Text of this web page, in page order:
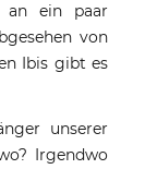
an ein paar
von
Ibis gibt es
unserer
Irgendwo